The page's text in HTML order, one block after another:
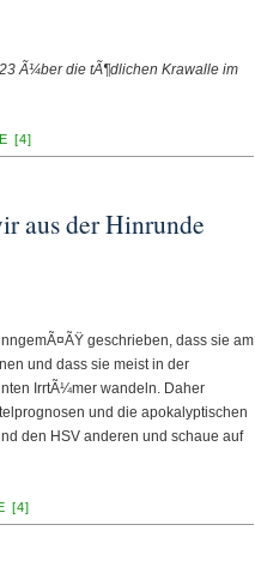
Ã¼ber die tÃ¶dlichen Krawalle im
[4]
aus der Hinrunde
geschrieben, dass sie am
und dass sie meist in der
IrrtÃ¼mer wandeln. Daher
und die apokalyptischen
den HSV anderen und schaue auf
[4]